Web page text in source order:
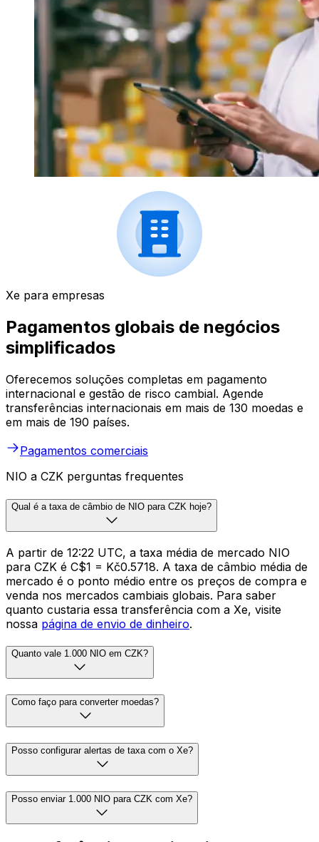
Xe para empresas
Pagamentos globais de negócios
simplificados
Oferecemos soluções completas em pagamento
internacional e gestão de risco cambial. Agende
transferências internacionais em mais de 130 moedas e
em mais de 190 países.
Pagamentos comerciais
NIO a CZK perguntas frequentes
Qual é a taxa de câmbio de NIO para CZK hoje?
A partir de 12:22 UTC, a taxa média de mercado NIO
para CZK é C$1 = Kč0.5718. A taxa de câmbio média de
mercado é o ponto médio entre os preços de compra e
venda nos mercados cambiais globais. Para saber
quanto custaria essa transferência com a Xe, visite
nossa página de envio de dinheiro.
Quanto vale 1.000 NIO em CZK?
Como faço para converter moedas?
Posso configurar alertas de taxa com o Xe?
Posso enviar 1.000 NIO para CZK com Xe?